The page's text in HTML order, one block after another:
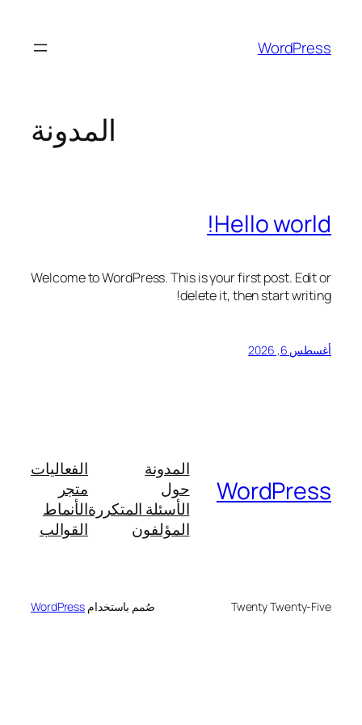
المحتوى
WordPress
المدونة
Hello world!
Welcome to WordPress. This is your first post. Edit or
delete it, then start writing!
أغسطس 6, 2026
WordPress
المدونة
حول
الأسئلة المتكررة
المؤلفون
الفعاليات
متجر
الأنماط
القوالب
Twenty Twenty-Five صُمم باستخدام WordPress